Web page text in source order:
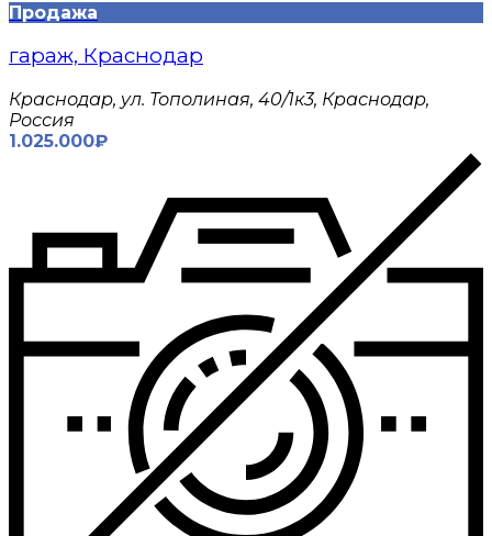
Продажа
гараж, Краснодар
Краснодар, ул. Тополиная, 40/1к3, Краснодар,
Россия
1.025.000₽